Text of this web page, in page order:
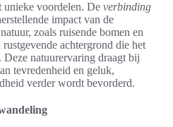
unieke voordelen. De verbinding
impact van de
zoals ruisende bomen en
achtergrond die het
natuurervaring draagt bij
tevredenheid en geluk,
verder wordt bevorderd.